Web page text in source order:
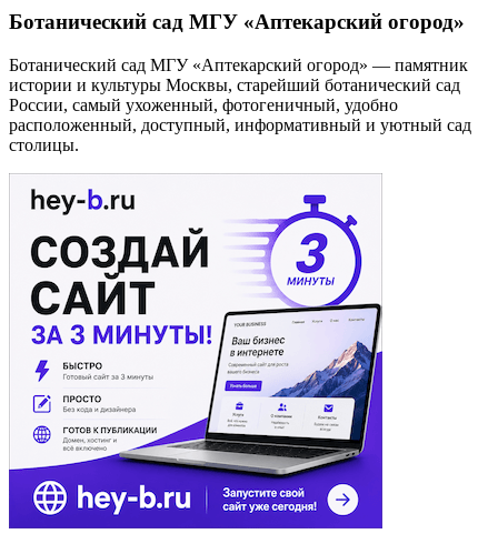
Ботанический сад МГУ «Аптекарский огород»
Ботанический сад МГУ «Аптекарский огород» — памятник
истории и культуры Москвы, старейший ботанический сад
России, самый ухоженный, фотогеничный, удобно
расположенный, доступный, информативный и уютный сад
столицы.